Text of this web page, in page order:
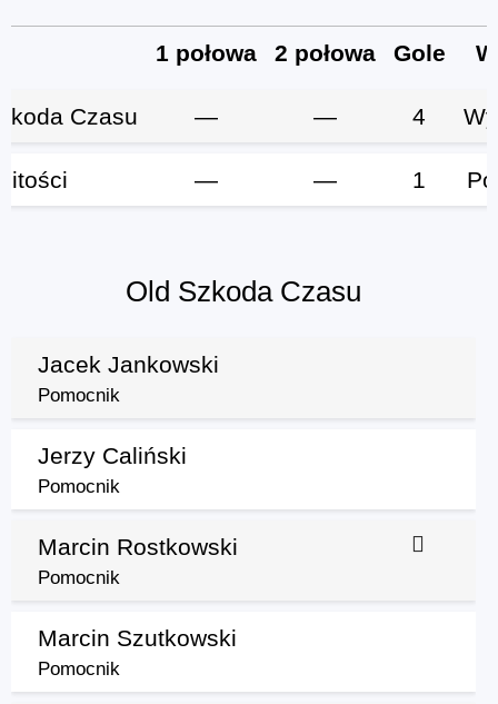
1 połowa 2 połowa Gole
Czasu — — 4
— — 1
Old Szkoda Czasu
Jacek Jankowski
Pomocnik
Jerzy Caliński
Pomocnik
Marcin Rostkowski
Pomocnik
Marcin Szutkowski
Pomocnik